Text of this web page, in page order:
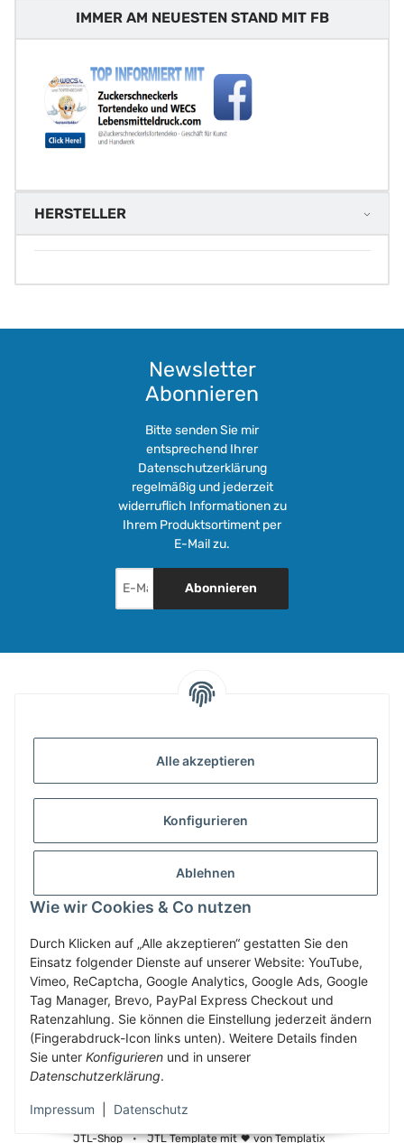
Alle akzeptieren
Konfigurieren
Ablehnen
Wie wir Cookies & Co nutzen
Durch Klicken auf „Alle akzeptieren“ gestatten Sie den
Einsatz folgender Dienste auf unserer Website: YouTube,
Vimeo, ReCaptcha, Google Analytics, Google Ads, Google
Tag Manager, Brevo, PayPal Express Checkout und
Ratenzahlung. Sie können die Einstellung jederzeit ändern
(Fingerabdruck-Icon links unten). Weitere Details finden
Sie unter Konfigurieren und in unserer
Datenschutzerklärung.
Impressum Datenschutz
IMMER AM NEUESTEN STAND MIT FB
HERSTELLER
Newsletter
Abonnieren
Bitte senden Sie mir
entsprechend Ihrer
Datenschutzerklärung
regelmäßig und jederzeit
widerruflich Informationen zu
Ihrem Produktsortiment per
E-Mail zu.
Abonnieren
GESETZLICHE INFORMATIONEN
ZAHLUNG & VERSAND
MEIN KONTO
Vertrag widerrufen
* Alle Preise inkl. gesetzlicher USt., zzgl. Versand
Service-Hotline +43-7758-30410
JTL-Shop • JTL Template mit von Templatix